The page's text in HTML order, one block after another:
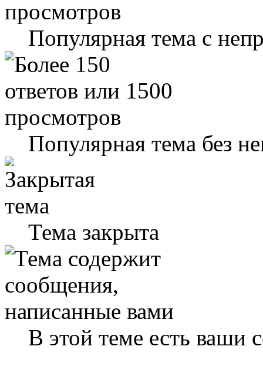
Популярная тема с
Популярная тема без
Тема закрыта
В этой теме есть ваши